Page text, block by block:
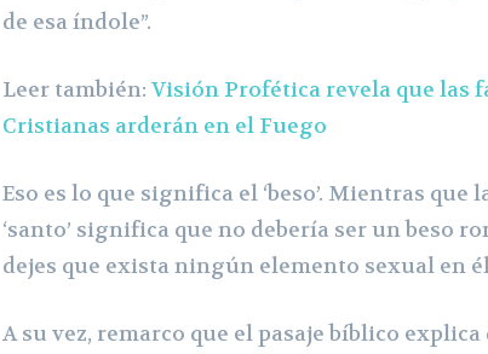
de esa índole”.
Leer también: Visión Profética revela que las
Cristianas arderán en el Fuego
Eso es lo que significa el ‘beso’. Mientras que
‘santo’ significa que no debería ser un beso
dejes que exista ningún elemento sexual en
A su vez, remarco que el pasaje bíblico